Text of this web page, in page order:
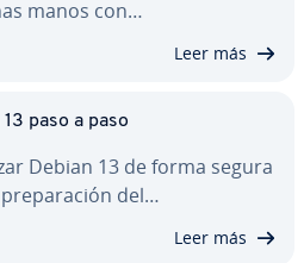
manos con…
Leer más
paso a paso
Debian 13 de forma segura
del…
Leer más